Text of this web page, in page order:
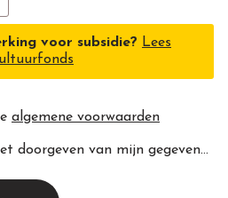
voor subsidie? Lees
algemene voorwaarden
Ik ga akkoord met het doorgeven van mijn gegevens aan de toekomstige docent(e).